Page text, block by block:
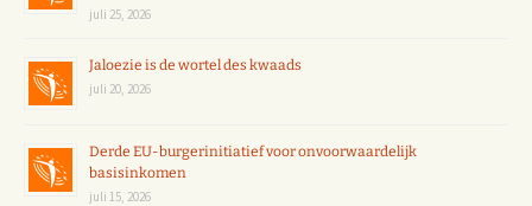
juli 25, 2026
Jaloezie is de wortel des kwaads
juli 20, 2026
Derde EU-burgerinitiatief voor onvoorwaardelijk
basisinkomen
juli 15, 2026